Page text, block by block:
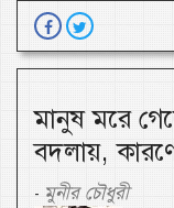
মানুষ মরে
বদলায়,
- মুনীর চৌধুরী